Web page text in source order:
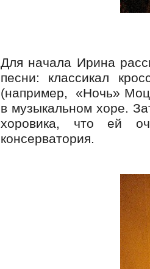
Для начала Ирина
песни: классикал
(например, «Ночь»
в музыкальном хоре.
хоровика, что ей
консерватория.